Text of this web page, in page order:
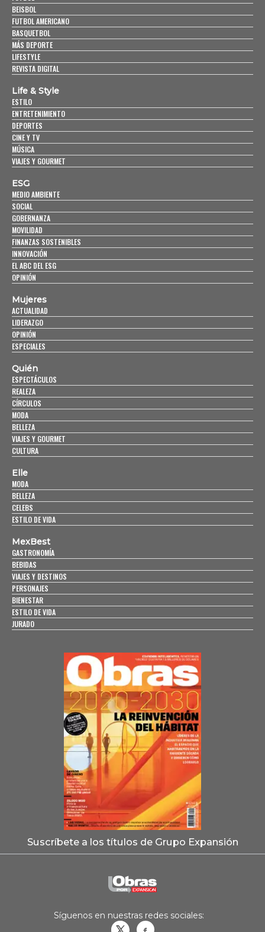
BEISBOL
FUTBOL AMERICANO
BASQUETBOL
MÁS DEPORTE
LIFESTYLE
REVISTA DIGITAL
Life & Style
ESTILO
ENTRETENIMIENTO
DEPORTES
CINE Y TV
MÚSICA
VIAJES Y GOURMET
ESG
MEDIO AMBIENTE
SOCIAL
GOBERNANZA
MOVILIDAD
FINANZAS SOSTENIBLES
INNOVACIÓN
EL ABC DEL ESG
OPINIÓN
Mujeres
ACTUALIDAD
LIDERAZGO
OPINIÓN
ESPECIALES
Quién
ESPECTÁCULOS
REALEZA
CÍRCULOS
MODA
BELLEZA
VIAJES Y GOURMET
CULTURA
Elle
MODA
BELLEZA
CELEBS
ESTILO DE VIDA
MexBest
GASTRONOMÍA
BEBIDAS
VIAJES Y DESTINOS
PERSONAJES
BIENESTAR
ESTILO DE VIDA
JURADO
Suscríbete a los títulos de Grupo Expansión
Síguenos en nuestras redes sociales: